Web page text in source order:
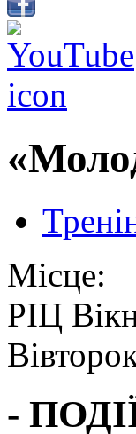
Місце:
РІЦ
-